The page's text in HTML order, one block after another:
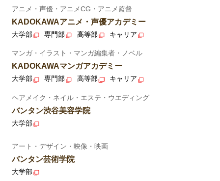
アニメ・声優・アニメCG・アニメ監督
KADOKAWAアニメ・声優アカデミー
大学部 専門部 高等部 キャリア
マンガ・イラスト・マンガ編集者・ノベル
KADOKAWAマンガアカデミー
大学部 専門部 高等部 キャリア
ヘアメイク・ネイル・エステ・ウエディング
バンタン渋谷美容学院
大学部
アート・デザイン・映像・映画
バンタン芸術学院
大学部